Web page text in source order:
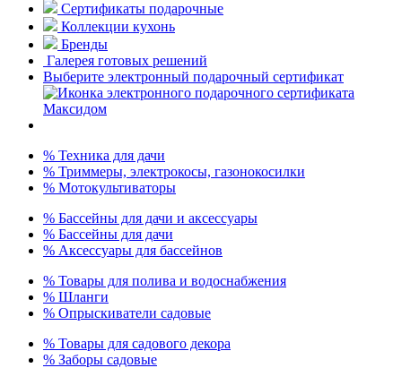
Сертификаты подарочные
Коллекции кухонь
Бренды
Галерея готовых решений
Выберите электронный подарочный сертификат
% Техника для дачи
% Триммеры, электрокосы, газонокосилки
% Мотокультиваторы
% Бассейны для дачи и аксессуары
% Бассейны для дачи
% Аксессуары для бассейнов
% Товары для полива и водоснабжения
% Шланги
% Опрыскиватели садовые
% Товары для садового декора
% Заборы садовые